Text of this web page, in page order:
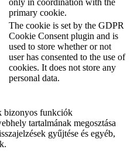
primary cookie.
The cookie is set by the GDPR
Cookie Consent plugin and is
used to store whether or not
user has consented to the use of
cookies. It does not store any
personal data.
bizonyos funkciók
tartalmának megosztása
gyűjtése és egyéb,